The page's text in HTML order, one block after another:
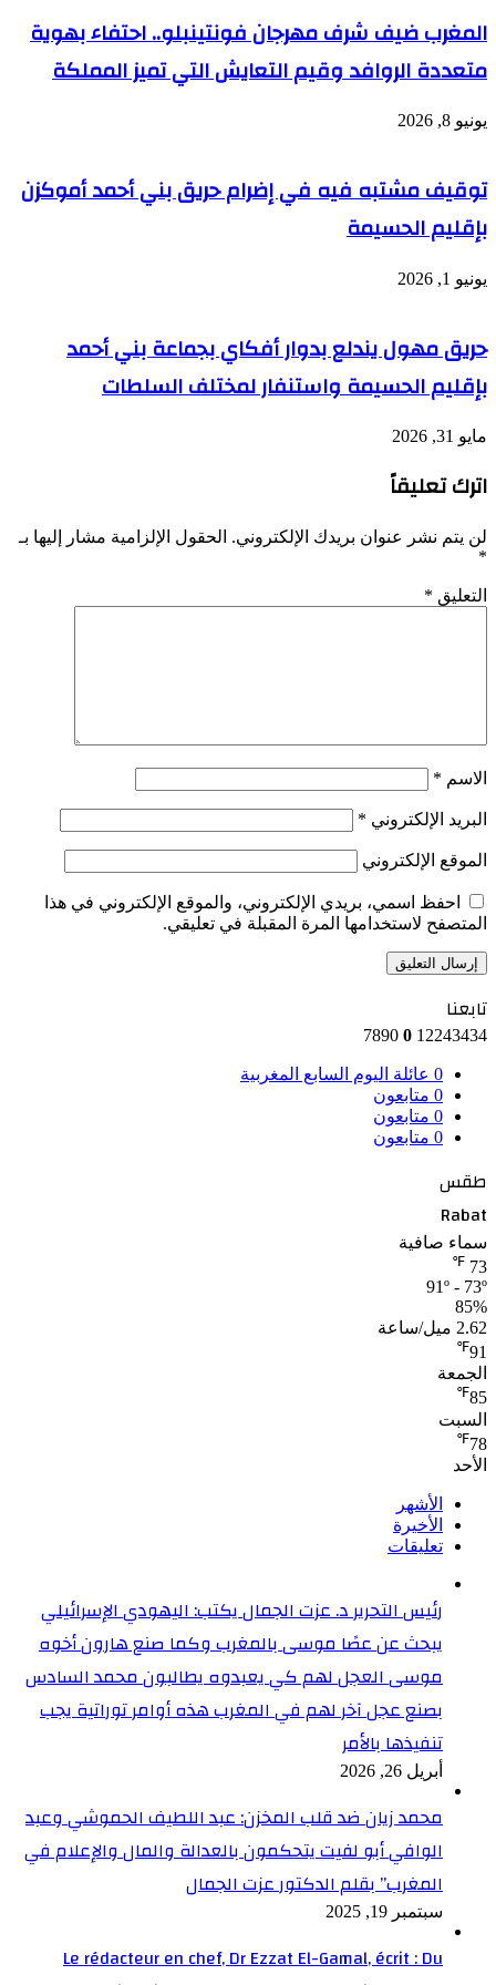
المغرب ضيف شرف مهرجان فونتينبلو.. احتفاء بهوية
متعددة الروافد وقيم التعايش التي تميز المملكة
يونيو 8, 2026
توقيف مشتبه فيه في إضرام حريق بني أحمد أموكزن
بإقليم الحسيمة
يونيو 1, 2026
حريق مهول يندلع بدوار أفكاي بجماعة بني أحمد
بإقليم الحسيمة واستنفار لمختلف السلطات
مايو 31, 2026
اترك تعليقاً
لن يتم نشر عنوان بريدك الإلكتروني. الحقول الإلزامية مشار إليها بـ
*
التعليق *
الاسم *
البريد الإلكتروني *
الموقع الإلكتروني
احفظ اسمي، بريدي الإلكتروني، والموقع الإلكتروني في هذا
المتصفح لاستخدامها المرة المقبلة في تعليقي.
تابعنا
12243434
0
0 عائلة اليوم السابع المغربية
0 متابعون
0 متابعون
0 متابعون
طقس
Rabat
سماء صافية
73
℉
91º - 73º
85%
2.62 ميل/ساعة
91
℉
الجمعة
85
℉
السبت
78
℉
الأحد
الأشهر
الأخيرة
تعليقات
رئيس التحرير د. عزت الجمال يكتب: اليهودي الإسرائيلي
يبحث عن عصًا موسى بالمغرب وكما صنع هارون أخوه
موسى العجل لهم كي يعبدوه يطالبون محمد السادس
بصنع عجل آخر لهم في المغرب هذه أوامر توراتية يجب
تنفيذها بالأمر
أبريل 26, 2026
محمد زيان ضد قلب المخزن: عبد اللطيف الحموشي وعبد
الوافي أبو لفيت يتحكمون بالعدالة والمال والإعلام في
المغرب” بقلم الدكتور عزت الجمال
سبتمبر 19, 2025
Le rédacteur en chef, Dr Ezzat El-Gamal, écrit : Du